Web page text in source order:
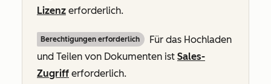
Lizenz erforderlich.
Berechtigungen erforderlich
Für das Hochladen
und Teilen von Dokumenten ist Sales-
Zugriff erforderlich.